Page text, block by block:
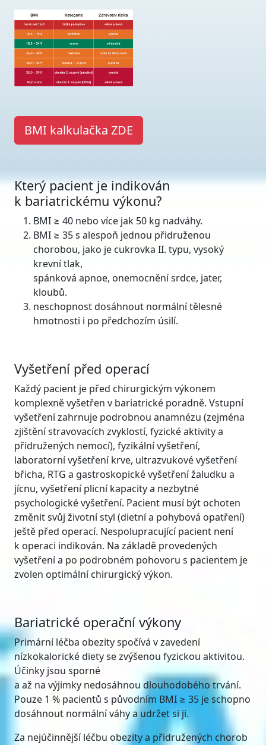
BMI kalkulačka ZDE
Který pacient je indikován
k bariatrickému výkonu?
BMI ≥ 40 nebo více jak 50 kg nadváhy.
BMI ≥ 35 s alespoň jednou přidruženou
chorobou, jako je cukrovka II. typu, vysoký
krevní tlak,
spánková apnoe, onemocnění srdce, jater,
kloubů.
neschopnost dosáhnout normální tělesné
hmotnosti i po předchozím úsilí.
Vyšetření před operací
Každý pacient je před chirurgickým výkonem
komplexně vyšetřen v bariatrické poradně. Vstupní
vyšetření zahrnuje podrobnou anamnézu (zejména
zjištění stravovacích zvyklostí, fyzické aktivity a
přidružených nemocí), fyzikální vyšetření,
laboratorní vyšetření krve, ultrazvukové vyšetření
břicha, RTG a gastroskopické vyšetření žaludku a
jícnu, vyšetření plicní kapacity a nezbytné
psychologické vyšetření. Pacient musí být ochoten
změnit svůj životní styl (dietní a pohybová opatření)
ještě před operací. Nespolupracující pacient není
k operaci indikován. Na základě provedených
vyšetření a po podrobném pohovoru s pacientem je
zvolen optimální chirurgický výkon.
Bariatrické operační výkony
Primární léčba obezity spočívá v zavedení
nízkokalorické diety se zvýšenou fyzickou aktivitou.
Účinky jsou sporné
a až na výjimky nedosáhnou dlouhodobého trvání.
Pouze 1 % pacientů s původním BMI ≥ 35 je schopno
dosáhnout normální váhy a udržet si ji.
Za nejúčinnější léčbu obezity a přidružených chorob